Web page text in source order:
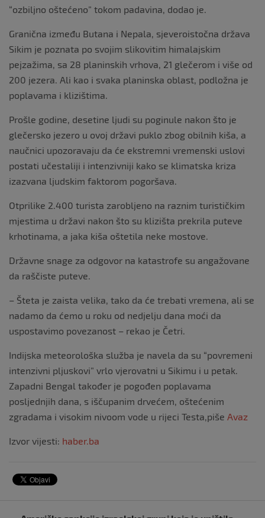
“ozbiljno oštećeno” tokom padavina, dodao je.
Granična između Butana i Nepala, sjeveroistočna država
Sikim je poznata po svojim slikovitim himalajskim
pejzažima, sa 28 planinskih vrhova, 21 glečerom i više od
200 jezera. Ali kao i svaka planinska oblast, podložna je
poplavama i klizištima.
Prošle godine, desetine ljudi su poginule nakon što je
glečersko jezero u ovoj državi puklo zbog obilnih kiša, a
naučnici upozoravaju da će ekstremni vremenski uslovi
postati učestaliji i intenzivniji kako se klimatska kriza
izazvana ljudskim faktorom pogoršava.
Otprilike 2.400 turista zarobljeno na raznim turističkim
mjestima u državi nakon što su klizišta prekrila puteve
krhotinama, a jaka kiša oštetila neke mostove.
Državne snage za odgovor na katastrofe su angažovane
da raščiste puteve.
– Šteta je zaista velika, tako da će trebati vremena, ali se
nadamo da ćemo u roku od nedjelju dana moći da
uspostavimo povezanost – rekao je Četri.
Indijska meteorološka služba je navela da su “povremeni
intenzivni pljuskovi” vrlo vjerovatni u Sikimu i u petak.
Zapadni Bengal također je pogođen poplavama
posljednjih dana, s iščupanim drvećem, oštećenim
zgradama i visokim nivoom vode u rijeci Testa,piše Avaz
Izvor vijesti: haber.ba